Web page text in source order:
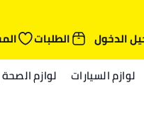
الدخول
الطلبات
لوازم السيارات لوازم